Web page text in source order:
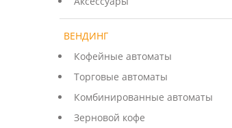
ВЕНДИНГ
Кофейные автоматы
Торговые автоматы
Комбинированные автоматы
Зерновой кофе